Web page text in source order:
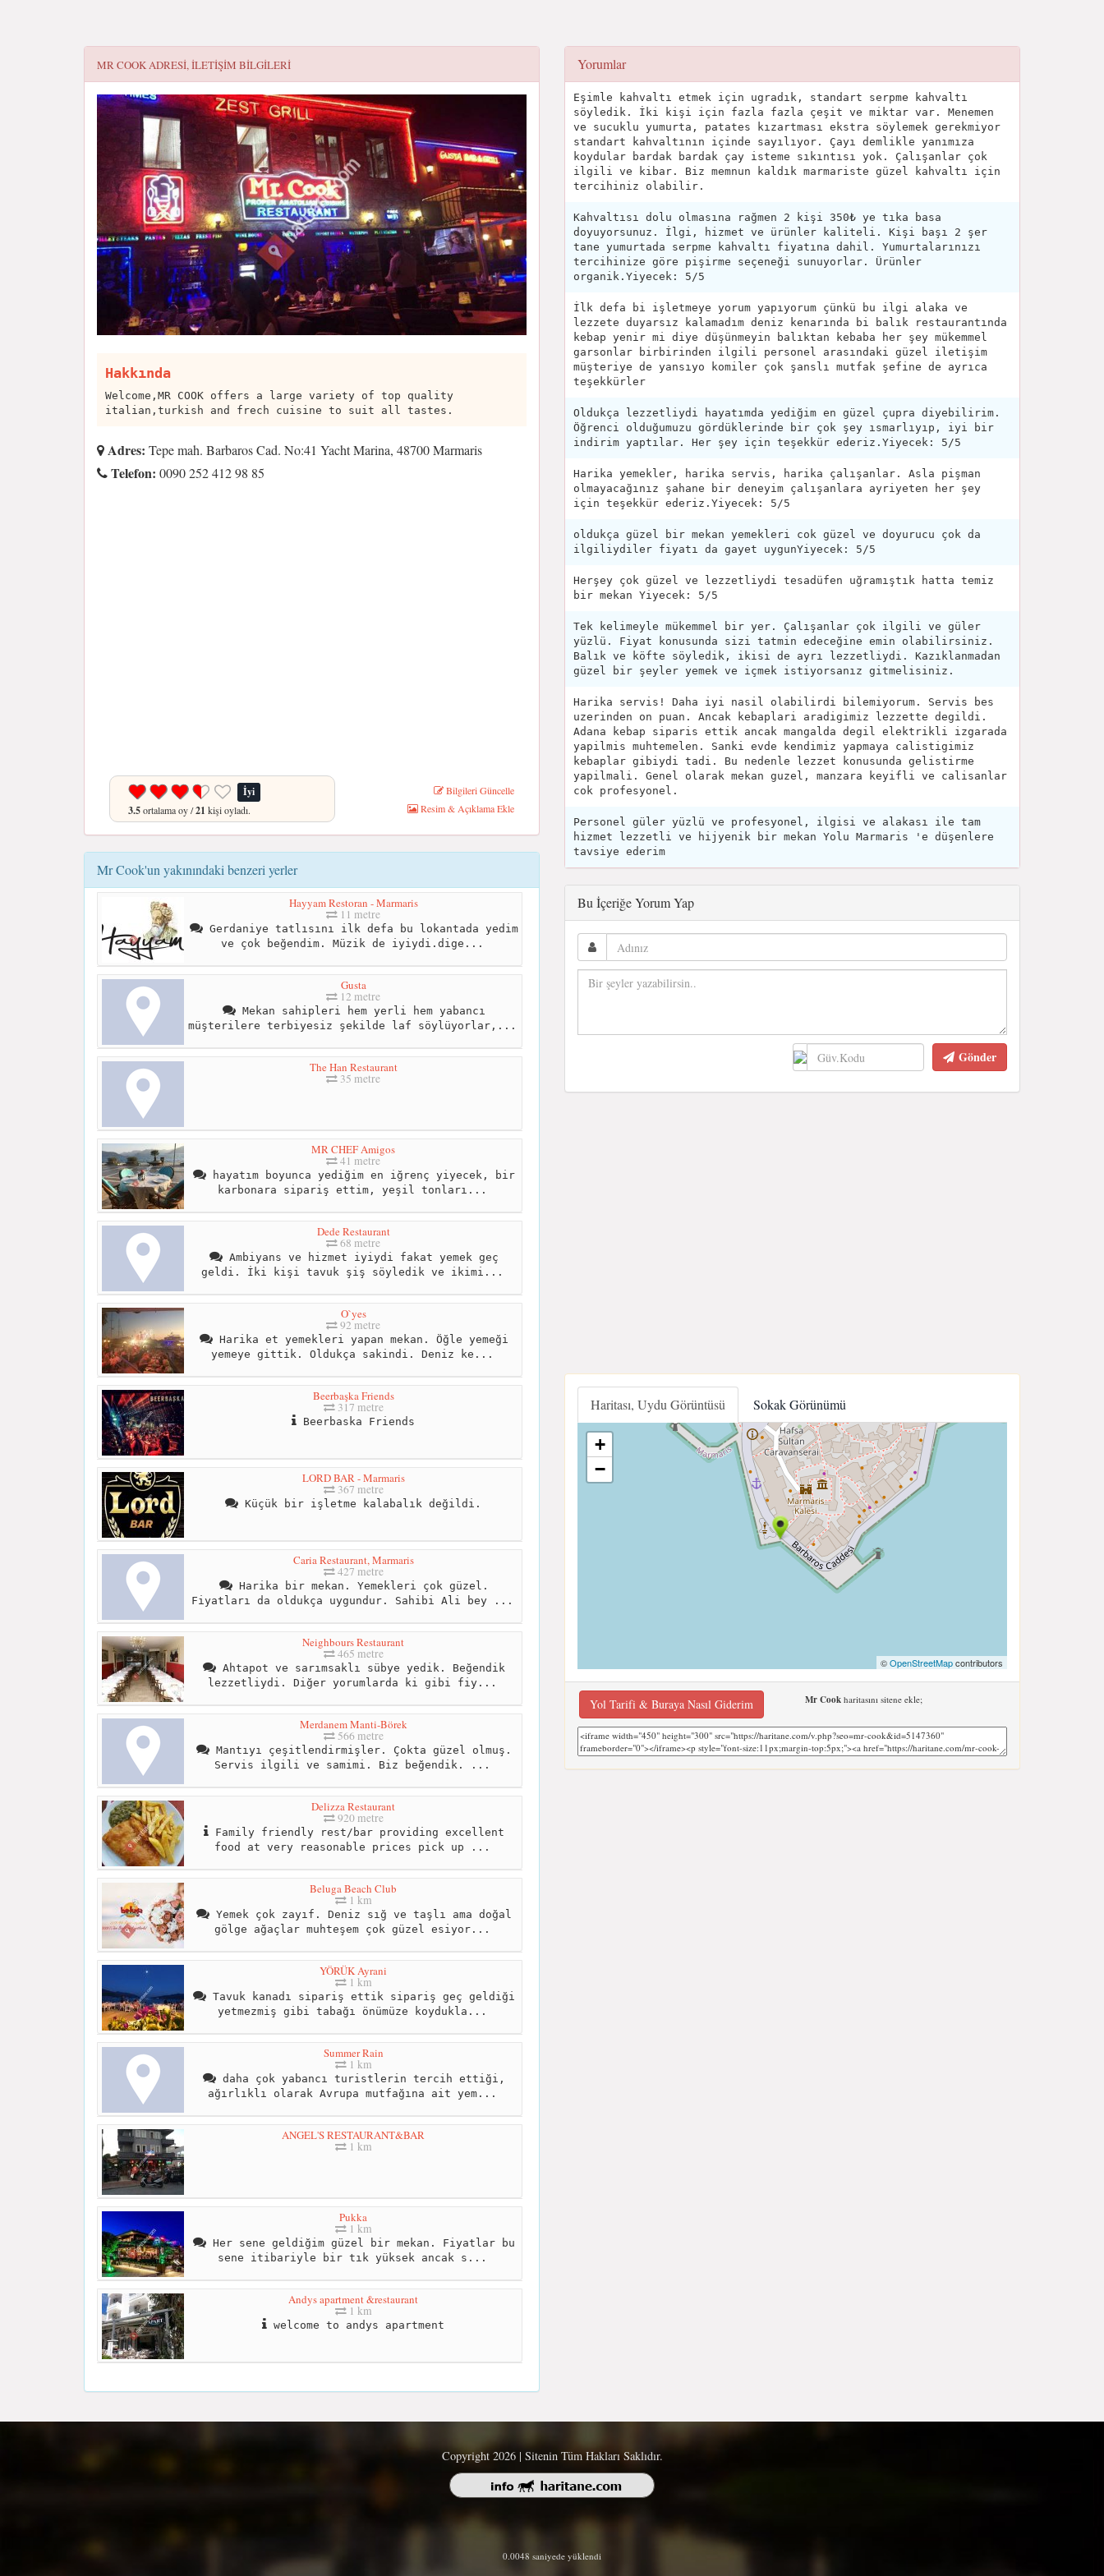
MR COOKADRESI, ILETIŞIM BILGILERI
Hakkında
Welcome,MR COOK offers a large variety of top quality
italian,turkish and frech cuisine to suit all tastes.
Adres: Tepe mah. Barbaros Cad. No:41 Yacht Marina, 48700 Marmaris
Telefon: 0090 252 412 98 85
İyi
3.5ortalama oy /21 kişi oyladı.
Bilgileri Güncelle
Resim & Açıklama Ekle
Mr Cook'un yakınındaki benzeri yerler
Hayyam Restoran - Marmaris
11 metre
Gerdaniye tatlısını ilk defa bu lokantada yedim
ve çok beğendim. Müzik de iyiydi.dige...
Gusta
12 metre
Mekan sahipleri hem yerli hem yabancı
müşterilere terbiyesiz şekilde laf söylüyorlar,...
The Han Restaurant
35 metre
MR CHEF Amigos
41 metre
hayatım boyunca yediğim en iğrenç yiyecek, bir
karbonara sipariş ettim, yeşil tonları...
Dede Restaurant
68 metre
Ambiyans ve hizmet iyiydi fakat yemek geç
geldi. İki kişi tavuk şiş söyledik ve ikimi...
O`yes
92 metre
Harika et yemekleri yapan mekan. Öğle yemeği
yemeye gittik. Oldukça sakindi. Deniz ke...
Beerbaşka Friends
317 metre
Beerbaska Friends
LORD BAR - Marmaris
367 metre
Küçük bir işletme kalabalık değildi.
Caria Restaurant, Marmaris
427 metre
Harika bir mekan. Yemekleri çok güzel.
Fiyatları da oldukça uygundur. Sahibi Ali bey ...
Neighbours Restaurant
465 metre
Ahtapot ve sarımsaklı sübye yedik. Beğendik
lezzetliydi. Diğer yorumlarda ki gibi fiy...
Merdanem Manti-Börek
566 metre
Mantıyı çeşitlendirmişler. Çokta güzel olmuş.
Servis ilgili ve samimi. Biz beğendik. ...
Delizza Restaurant
920 metre
Family friendly rest/bar providing excellent
food at very reasonable prices pick up ...
Beluga Beach Club
1 km
Yemek çok zayıf. Deniz sığ ve taşlı ama doğal
gölge ağaçlar muhteşem çok güzel esiyor...
YÖRÜK Ayrani
1 km
Tavuk kanadı sipariş ettik sipariş geç geldiği
yetmezmiş gibi tabağı önümüze koydukla...
Summer Rain
1 km
daha çok yabancı turistlerin tercih ettiği,
ağırlıklı olarak Avrupa mutfağına ait yem...
ANGEL'S RESTAURANT&BAR
1 km
Pukka
1 km
Her sene geldiğim güzel bir mekan. Fiyatlar bu
sene itibariyle bir tık yüksek ancak s...
Andys apartment &restaurant
1 km
welcome to andys apartment
Yorumlar
Eşimle kahvaltı etmek için ugradık, standart serpme kahvaltı
söyledik. İki kişi için fazla fazla çeşit ve miktar var. Menemen
ve sucuklu yumurta, patates kızartması ekstra söylemek gerekmiyor
standart kahvaltının içinde sayılıyor. Çayı demlikle yanımıza
koydular bardak bardak çay isteme sıkıntısı yok. Çalışanlar çok
ilgili ve kibar. Biz memnun kaldık marmariste güzel kahvaltı için
tercihiniz olabilir.
Kahvaltısı dolu olmasına rağmen 2 kişi 350₺ ye tıka basa
doyuyorsunuz. İlgi, hizmet ve ürünler kaliteli. Kişi başı 2 şer
tane yumurtada serpme kahvaltı fiyatına dahil. Yumurtalarınızı
tercihinize göre pişirme seçeneği sunuyorlar. Ürünler
organik.Yiyecek: 5/5
İlk defa bi işletmeye yorum yapıyorum çünkü bu ilgi alaka ve
lezzete duyarsız kalamadım deniz kenarında bi balık restaurantında
kebap yenir mi diye düşünmeyin balıktan kebaba her şey mükemmel
garsonlar birbirinden ilgili personel arasındaki güzel iletişim
müşteriye de yansıyo komiler çok şanslı mutfak şefine de ayrıca
teşekkürler
Oldukça lezzetliydi hayatımda yediğim en güzel çupra diyebilirim.
Öğrenci olduğumuzu gördüklerinde bir çok şey ısmarlıyıp, iyi bir
indirim yaptılar. Her şey için teşekkür ederiz.Yiyecek: 5/5
Harika yemekler, harika servis, harika çalışanlar. Asla pişman
olmayacağınız şahane bir deneyim çalışanlara ayriyeten her şey
için teşekkür ederiz.Yiyecek: 5/5
oldukça güzel bir mekan yemekleri cok güzel ve doyurucu çok da
ilgiliydiler fiyatı da gayet uygunYiyecek: 5/5
Herşey çok güzel ve lezzetliydi tesadüfen uğramıştık hatta temiz
bir mekan Yiyecek: 5/5
Tek kelimeyle mükemmel bir yer. Çalışanlar çok ilgili ve güler
yüzlü. Fiyat konusunda sizi tatmin edeceğine emin olabilirsiniz.
Balık ve köfte söyledik, ikisi de ayrı lezzetliydi. Kazıklanmadan
güzel bir şeyler yemek ve içmek istiyorsanız gitmelisiniz.
Harika servis! Daha iyi nasil olabilirdi bilemiyorum. Servis bes
uzerinden on puan. Ancak kebaplari aradigimiz lezzette degildi.
Adana kebap siparis ettik ancak mangalda degil elektrikli izgarada
yapilmis muhtemelen. Sanki evde kendimiz yapmaya calistigimiz
kebaplar gibiydi tadi. Bu nedenle lezzet konusunda gelistirme
yapilmali. Genel olarak mekan guzel, manzara keyifli ve calisanlar
cok profesyonel.
Personel güler yüzlü ve profesyonel, ilgisi ve alakası ile tam
hizmet lezzetli ve hijyenik bir mekan Yolu Marmaris 'e düşenlere
tavsiye ederim
Bu İçeriğe Yorum Yap
Gönder
Haritası, Uydu Görüntüsü Sokak Görünümü
+
−
©OpenStreetMapcontributors
Yol Tarifi & Buraya Nasıl Giderim Mr Cookharitasını sitene ekle;
Copyright 2026 | Sitenin Tüm Hakları Saklıdır.
0.0048 saniyede yüklendi